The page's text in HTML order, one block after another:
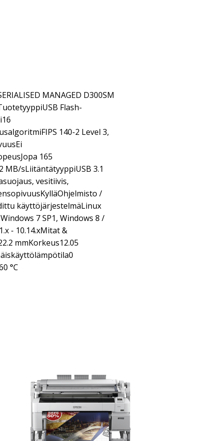
MANAGED D300SM
Flash-
140-2 Level 3,
165
MB/sLiitäntätyyppiUSB 3.1
vesitiivis,
/
käyttöjärjestelmäLinux
7 SP1, Windows 8 /
- 10.14.xMitat &
mmKorkeus12.05
°C